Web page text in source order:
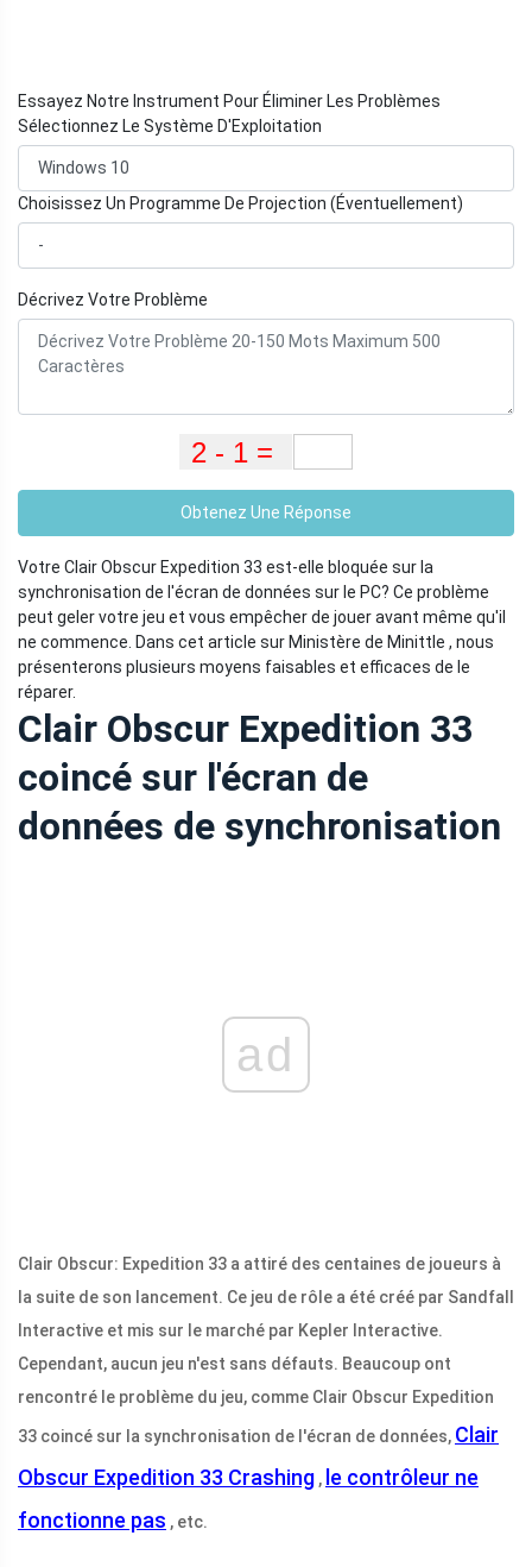
Essayez Notre Instrument Pour Éliminer Les Problèmes
Sélectionnez Le Système D'Exploitation
Choisissez Un Programme De Projection (Éventuellement)
Décrivez Votre Problème
Obtenez Une Réponse
Votre Clair Obscur Expedition 33 est-elle bloquée sur la
synchronisation de l'écran de données sur le PC? Ce problème
peut geler votre jeu et vous empêcher de jouer avant même qu'il
ne commence. Dans cet article sur Ministère de Minittle , nous
présenterons plusieurs moyens faisables et efficaces de le
réparer.
Clair Obscur Expedition 33
coincé sur l'écran de
données de synchronisation
ad
Clair Obscur: Expedition 33 a attiré des centaines de joueurs à
la suite de son lancement. Ce jeu de rôle a été créé par Sandfall
Interactive et mis sur le marché par Kepler Interactive.
Cependant, aucun jeu n'est sans défauts. Beaucoup ont
rencontré le problème du jeu, comme Clair Obscur Expedition
33 coincé sur la synchronisation de l'écran de données, Clair
Obscur Expedition 33 Crashing , le contrôleur ne
fonctionne pas , etc.